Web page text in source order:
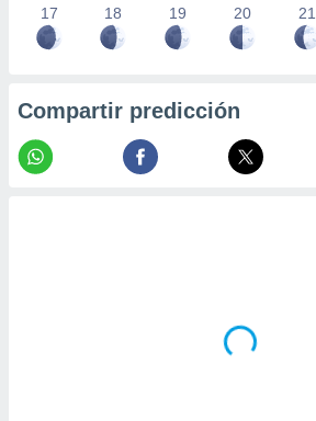
17 18 19 20 21
Compartir predicción